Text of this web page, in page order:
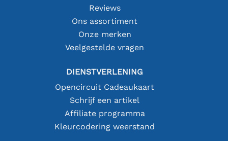
Reviews
Ons assortiment
Onze merken
Veelgestelde vragen
DIENSTVERLENING
Opencircuit Cadeaukaart
Schrijf een artikel
Affiliate programma
Kleurcodering weerstand